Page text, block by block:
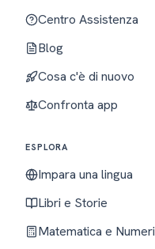
Centro Assistenza
Blog
Cosa c'è di nuovo
Confronta app
ESPLORA
Impara una lingua
Libri e Storie
Matematica e Numeri